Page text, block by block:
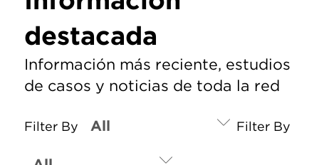
destacada
Información más reciente, estudios
de casos y noticias de toda la red
Filter By Filter By